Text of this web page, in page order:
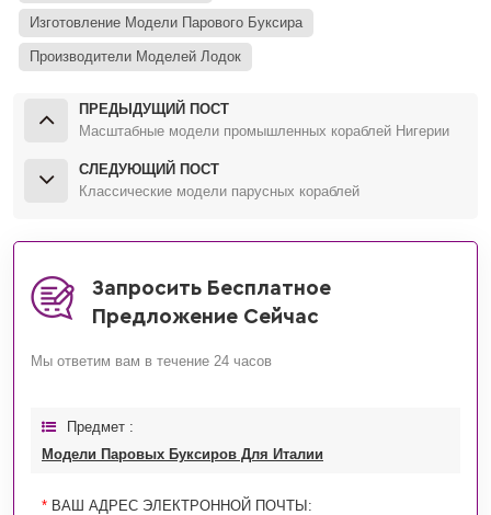
Изготовление Модели Парового Буксира
Производители Моделей Лодок
ПРЕДЫДУЩИЙ ПОСТ
Масштабные модели промышленных кораблей Нигерии
СЛЕДУЮЩИЙ ПОСТ
Классические модели парусных кораблей
Запросить Бесплатное
Предложение Сейчас
Мы ответим вам в течение 24 часов
Предмет :
Модели Паровых Буксиров Для Италии
* ВАШ АДРЕС ЭЛЕКТРОННОЙ ПОЧТЫ: